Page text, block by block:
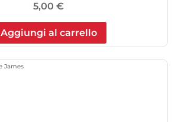
5,00 €
Aggiungi al carrello